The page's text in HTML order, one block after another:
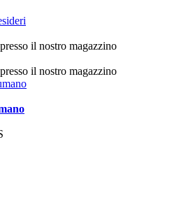
il nostro magazzino
il nostro magazzino